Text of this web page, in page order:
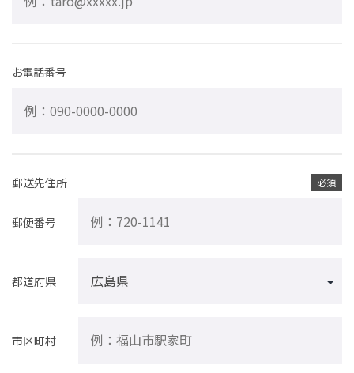
お電話番号
郵送先住所 必須
郵便番号
都道府県
市区町村